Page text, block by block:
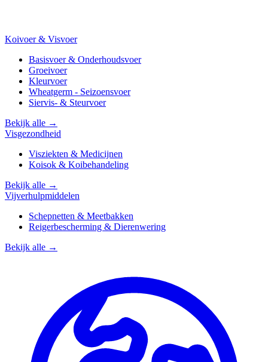
Koivoer & Visvoer
Basisvoer & Onderhoudsvoer
Groeivoer
Kleurvoer
Wheatgerm - Seizoensvoer
Siervis- & Steurvoer
Bekijk alle →
Visgezondheid
Visziekten & Medicijnen
Koisok & Koibehandeling
Bekijk alle →
Vijverhulpmiddelen
Schepnetten & Meetbakken
Reigerbescherming & Dierenwering
Bekijk alle →